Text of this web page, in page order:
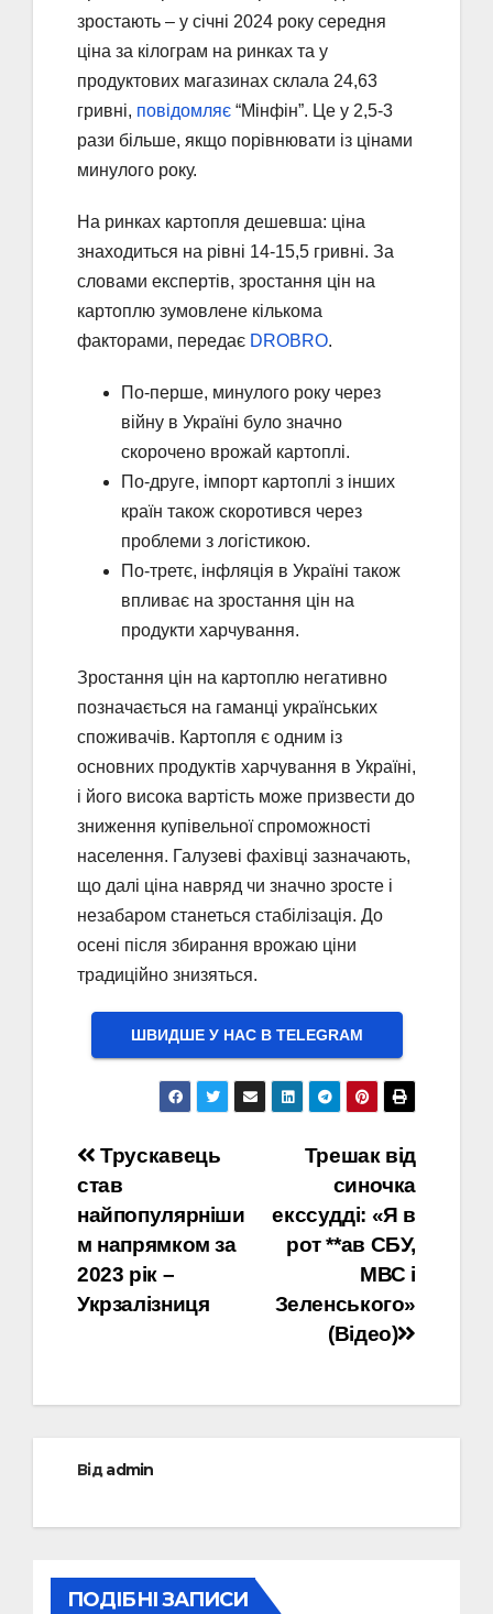
зростають – у січні 2024 року середня
ціна за кілограм на ринках та у
продуктових магазинах склала 24,63
гривні, повідомляє “Мінфін”. Це у 2,5-3
рази більше, якщо порівнювати із цінами
минулого року.
На ринках картопля дешевша: ціна
знаходиться на рівні 14-15,5 гривні. За
словами експертів, зростання цін на
картоплю зумовлене кількома
факторами, передає DROBRO.
По-перше, минулого року через
війну в Україні було значно
скорочено врожай картоплі.
По-друге, імпорт картоплі з інших
країн також скоротився через
проблеми з логістикою.
По-третє, інфляція в Україні також
впливає на зростання цін на
продукти харчування.
Зростання цін на картоплю негативно
позначається на гаманці українських
споживачів. Картопля є одним із
основних продуктів харчування в Україні,
і його висока вартість може призвести до
зниження купівельної спроможності
населення. Галузеві фахівці зазначають,
що далі ціна навряд чи значно зросте і
незабаром станеться стабілізація. До
осені після збирання врожаю ціни
традиційно знизяться.
ШВИДШЕ У НАС В ТELEGRAM
Навігація
записів
Трешак від
синочка
екссудді: «Я в
рот **ав СБУ,
МВС і
Зеленського»
(Відео)
Трускавець
став
найпопулярніши
м напрямком за
2023 рік –
Укрзалізниця
Відadmin
ПОДІБНІ ЗАПИСИ